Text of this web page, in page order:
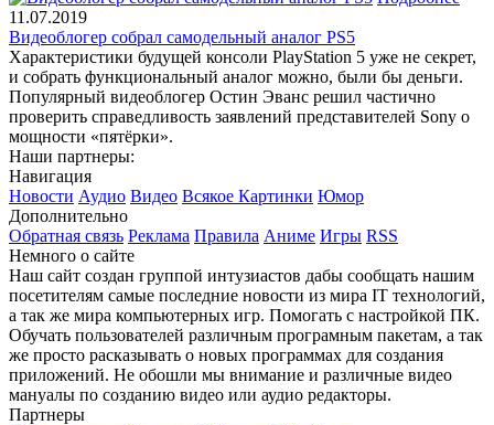
11.07.2019
Видеоблогер собрал самодельный аналог PS5
Характеристики будущей консоли PlayStation 5 уже не секрет,
и собрать функциональный аналог можно, были бы деньги.
Популярный видеоблогер Остин Эванс решил частично
проверить справедливость заявлений представителей Sony о
мощности «пятёрки».
Наши партнеры:
Навигация
Новости Аудио Видео Всякое Картинки Юмор
Дополнительно
Обратная связь Реклама Правила Аниме Игры RSS
Немного о сайте
Наш сайт создан группой интузиастов дабы сообщать нашим
посетителям самые последние новости из мира IT технологий,
а так же мира компьютерных игр. Помогать с настройкой ПК.
Обучать пользователей различным програмным пакетам, а так
же просто расказывать о новых программах для создания
приложений. Не обошли мы внимание и различные видео
мануалы по созданию видео или аудио редакторы.
Партнеры